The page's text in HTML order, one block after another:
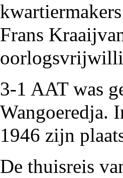
Frans
3-1 AAT was
Wangoeredja.
1946 zijn
De thuisreis